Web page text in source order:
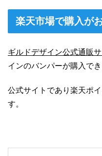
楽天市場で購入が
ギルドデザイン公式通販
インのバンパーが購入でき
公式サイトであり楽天ポ
す。